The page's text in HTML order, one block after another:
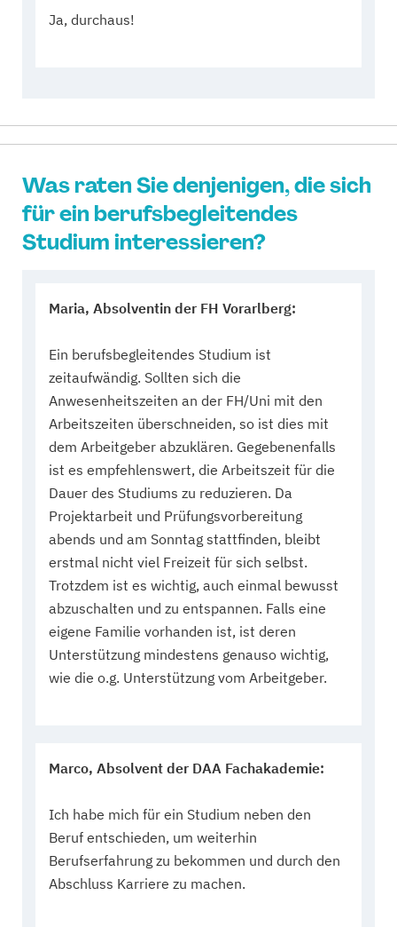
Ja, durchaus!
Was raten Sie denjenigen, die sich
für ein berufsbegleitendes
Studium interessieren?
Maria, Absolventin der FH Vorarlberg:
Ein berufsbegleitendes Studium ist
zeitaufwändig. Sollten sich die
Anwesenheitszeiten an der FH/Uni mit den
Arbeitszeiten überschneiden, so ist dies mit
dem Arbeitgeber abzuklären. Gegebenenfalls
ist es empfehlenswert, die Arbeitszeit für die
Dauer des Studiums zu reduzieren. Da
Projektarbeit und Prüfungsvorbereitung
abends und am Sonntag stattfinden, bleibt
erstmal nicht viel Freizeit für sich selbst.
Trotzdem ist es wichtig, auch einmal bewusst
abzuschalten und zu entspannen. Falls eine
eigene Familie vorhanden ist, ist deren
Unterstützung mindestens genauso wichtig,
wie die o.g. Unterstützung vom Arbeitgeber.
Marco, Absolvent der DAA Fachakademie:
Ich habe mich für ein Studium neben den
Beruf entschieden, um weiterhin
Berufserfahrung zu bekommen und durch den
Abschluss Karriere zu machen.